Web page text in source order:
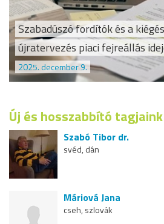
Szabadúszó fordítók és a
újratervezés piaci fejreállás
2025. december 9.
Új és hosszabbító tagjaink
Szabó Tibor dr.
svéd, dán
Máriová Jana
cseh, szlovák